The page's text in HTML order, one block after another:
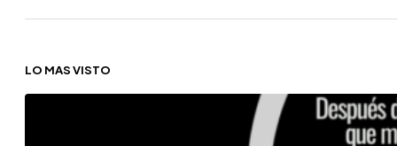
LO MÁS VISTO